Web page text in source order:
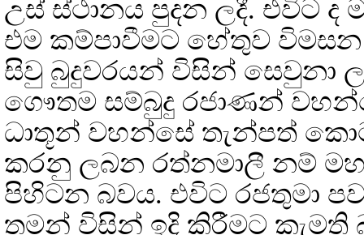
උස් ස්ථානය පුදන ලදී. එවිට
එම කම්පාවීමට හේතුව
සිවු බුදුවරයන් විසින් සෙවුනා
ගෞතම සම්බුදු රජාණන්
ධාතූන් වහන්සේ තැන්පත්
කරනු ලබන රත්නමාලී නම්
පිහිටන බවය. එවිට රජතුමා
තමන් විසින් ඉදි කිරීමට කැමති